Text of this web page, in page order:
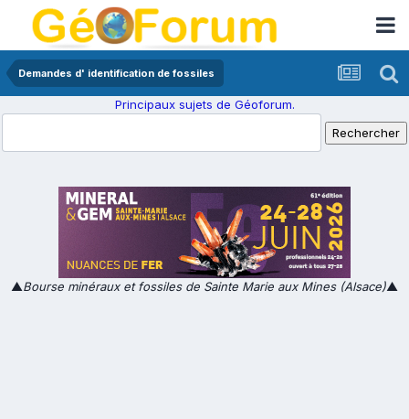
Demandes d' identification de fossiles
Principaux sujets de Géoforum.
▲Bourse minéraux et fossiles de Sainte Marie aux Mines (Alsace)▲